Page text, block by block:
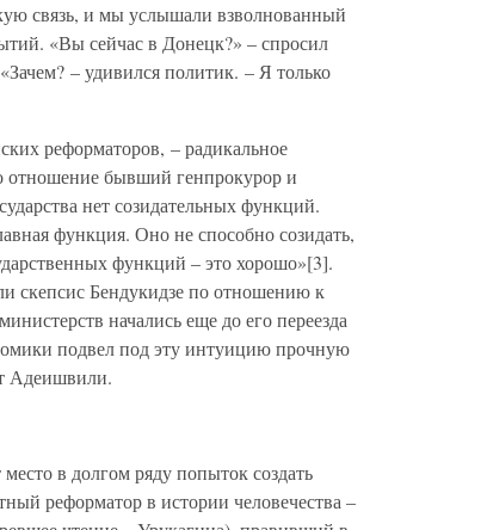
связь, и мы услышали взволнованный
«Вы сейчас в Донецк?» – спросил
– удивился политик. – Я только
реформаторов, – радикальное
отношение бывший генпрокурор и
нет созидательных функций.
функция. Оно не способно созидать,
функций – это хорошо»[3].
скепсис Бендукидзе по отношению к
начались еще до его переезда
подвел под эту интуицию прочную
Адеишвили.
в долгом ряду попыток создать
реформатор в истории человечества –